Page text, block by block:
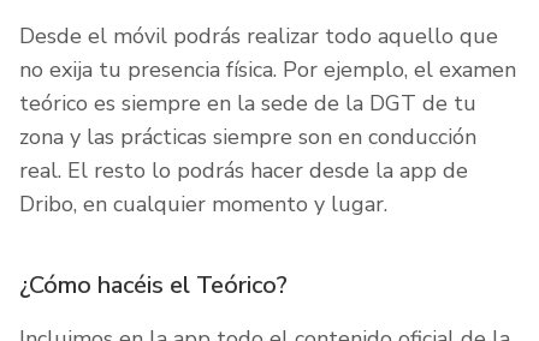
Desde el móvil podrás realizar todo aquello que
no exija tu presencia física. Por ejemplo, el examen
teórico es siempre en la sede de la DGT de tu
zona y las prácticas siempre son en conducción
real. El resto lo podrás hacer desde la app de
Dribo, en cualquier momento y lugar.
¿Cómo hacéis el Teórico?